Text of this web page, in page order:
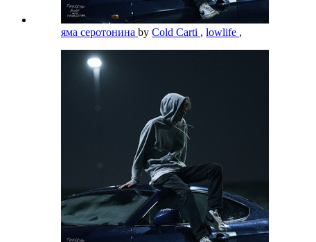
яма серотонина by Cold Carti , lowlife ,